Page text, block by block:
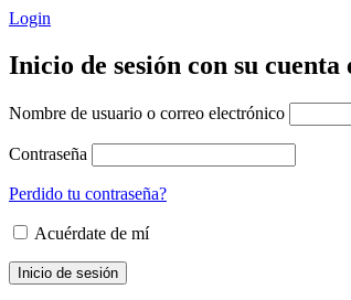
Login
Inicio de sesión con su cuenta
Nombre de usuario o correo electrónico
Contraseña
Perdido tu contraseña?
Acuérdate de mí